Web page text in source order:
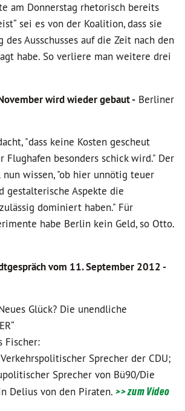
am Donnerstag rhetorisch bereits
sei es von der Koalition, dass sie
Ausschusses auf die Zeit nach den
habe. So verliere man weitere drei
wird wieder gebaut - Berliner
"dass keine Kosten gescheut
Flughafen besonders schick wird." Der
wissen, "ob hier unnötig teuer
gestalterische Aspekte die
dominiert haben." Für
habe Berlin kein Geld, so Otto.
vom 11. September 2012 -
Glück? Die unendliche
Fischer:
Sprecher der CDU;
Sprecher von Bü90/Die
Delius von den Piraten. >> zum Video